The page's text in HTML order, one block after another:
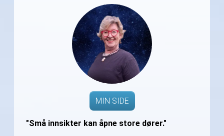
MIN SIDE
"Små innsikter kan åpne store dører."